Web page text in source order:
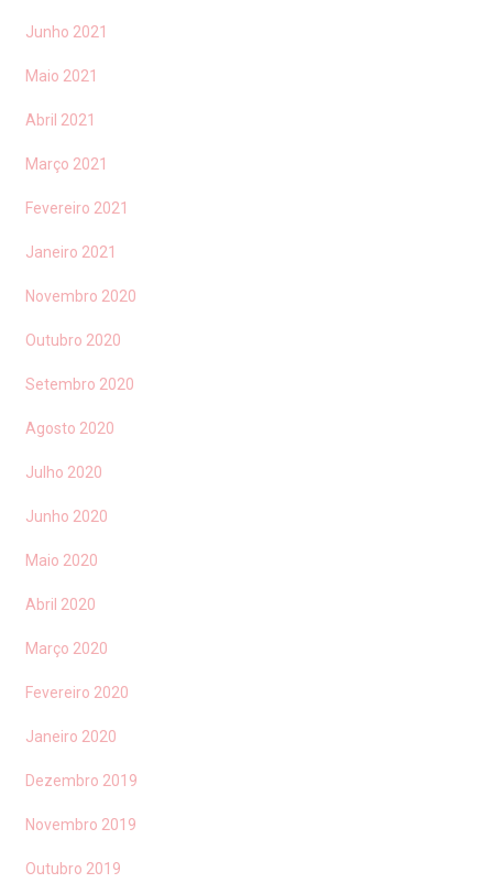
Junho 2021
Maio 2021
Abril 2021
Março 2021
Fevereiro 2021
Janeiro 2021
Novembro 2020
Outubro 2020
Setembro 2020
Agosto 2020
Julho 2020
Junho 2020
Maio 2020
Abril 2020
Março 2020
Fevereiro 2020
Janeiro 2020
Dezembro 2019
Novembro 2019
Outubro 2019